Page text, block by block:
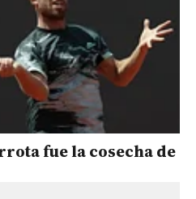
fue la cosecha de